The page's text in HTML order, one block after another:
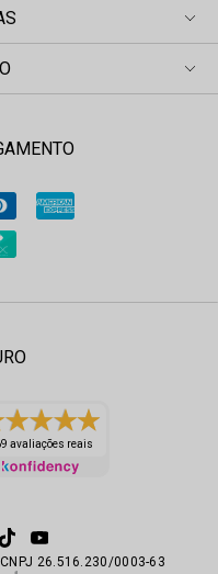
avaliações reais
26.516.230/0003-63